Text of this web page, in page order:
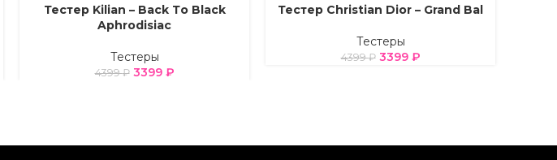
ВЫБЕРИТЕ ПАРАМЕТРЫ
Тестер Kilian – Back Тo Black
Aphrodisiac
Тестеры
4399₽ 3399 ₽
ВЫБЕРИТЕ ПАРАМЕТРЫ
Тестер Christian Dior – Grand Bal
Тестеры
4399₽ 3399 ₽